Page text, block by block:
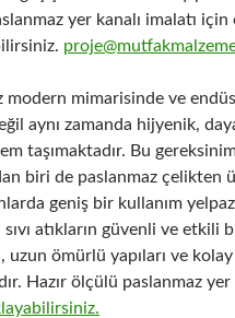
yer kanalı imalatı
modern mimarisinde ve
aynı zamanda hijyenik,
taşımaktadır. Bu
biri de paslanmaz çelikten
geniş bir kullanım
atıkların güvenli ve etkili
uzun ömürlü yapıları ve
Hazır ölçülü paslanmaz